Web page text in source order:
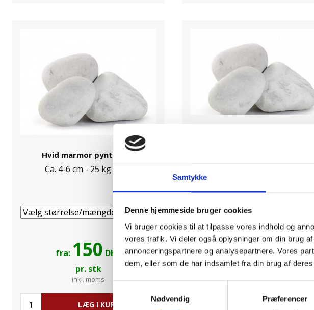
Samtykke
Denne hjemmeside bruger cookies
Vi bruger cookies til at tilpasse vores indhold og
vores trafik. Vi deler også oplysninger om din brug
annonceringspartnere og analysepartnere. Vores
dem, eller som de har indsamlet fra din brug af
Nødvendig
Præferencer
Hvid marmor pyntesten
Ca. 4-6 cm - 25 kg pose
fra: 150 DKK
pr. stk
inkl. moms
LÆG I KURV
fra:195DKK
pr. stk
inkl. moms
LÆG I KURV